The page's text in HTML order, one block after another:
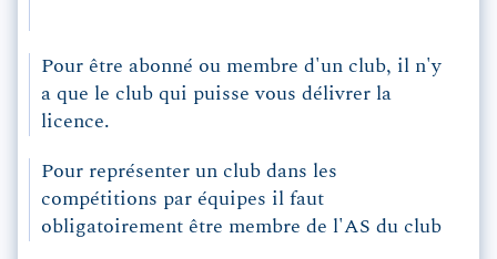
Pour être abonné ou membre d'un club, il n'y
a que le club qui puisse vous délivrer la
licence.
Pour représenter un club dans les
compétitions par équipes il faut
obligatoirement être membre de l'AS du club